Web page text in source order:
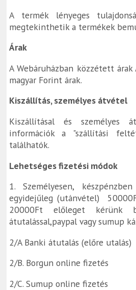
A termék lényeges
megtekinthetik a termékek
Árak
A Webáruházban közzétett
magyar Forint árak.
Kiszállítás, személyes átvétel
Kiszállításal és személyes
információk a "szállítási
találhatók.
Lehetséges fizetési módok
1. Személyesen,
egyidejűleg (utánvétel)
20000Ft előleget kérünk
átutalással,paypal vagy sumup
2/A Banki átutalás (előre utalás)
2/B. Borgun online fizetés
2/C. Sumup online fizetés